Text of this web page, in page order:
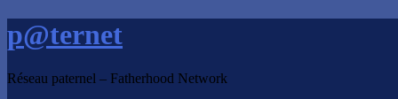
p@ternet
Réseau paternel – Fatherhood Network